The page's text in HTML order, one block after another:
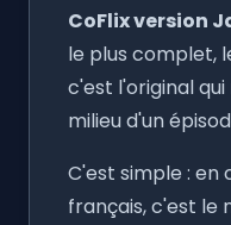
CoFlix version
le plus complet,
c'est l'original
milieu d'un
C'est simple : en
français, c'est le